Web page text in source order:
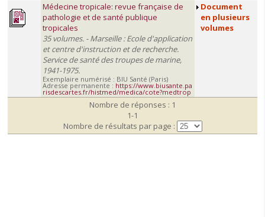
Médecine tropicale: revue française de
pathologie et de santé publique
tropicales
35 volumes. - Marseille : Ecole d'application
et centre d'instruction et de recherche.
Service de santé des troupes de marine,
1941-1975.
Exemplaire numérisé : BIU Santé (Paris)
Adresse permanente : https://www.biusante.pa
risdescartes.fr/histmed/medica/cote?medtrop
Document
en plusieurs
volumes
Nombre de réponses : 1
1-1
Nombre de résultats par page :